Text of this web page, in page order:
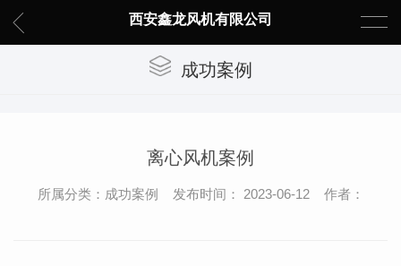
西安鑫龙风机有限公司
成功案例
离心风机案例
所属分类：成功案例 发布时间： 2023-06-12 作者：